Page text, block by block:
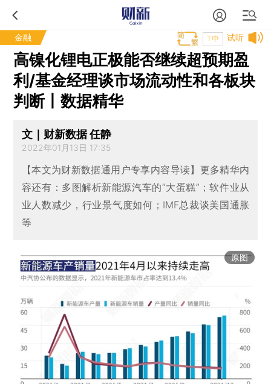
金融 试听
T中
高镍化锂电正极能否继续超预期盈
利/基金经理谈市场流动性和各板块
判断丨数据精华
文｜财新数据 任静
2022年01月13日 17:35
【本文为财新数据通用户专享内容导读】更多精华内
容还有：多图解析新能源汽车的“大蛋糕”；软件业从
业人数减少，行业景气度如何；IMF总裁谈美国通胀
等
原图